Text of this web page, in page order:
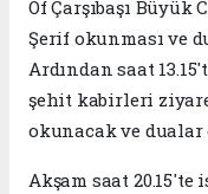
Of Çarşıbaşı
Şerif okunması ve
Ardından saat
şehit kabirleri
okunacak ve dualar
Akşam saat 20.15'te